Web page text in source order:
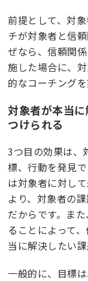
前提として、対
チが対象者と信
ぜなら、信頼関
施した場合に、
的なコーチング
対象者が本当
つけられる
3つ目の効果は、
標、行動を発見
は対象者に対し
より、対象者の
だからです。ま
ることによって
当に解決したい
一般的に、目標